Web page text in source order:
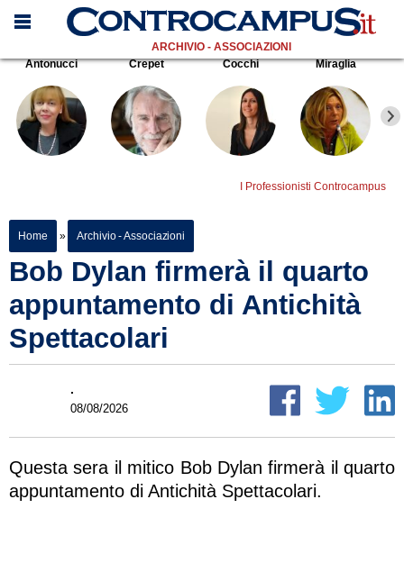
ARCHIVIO - ASSOCIAZIONI
Antonucci
Crepet Cocchi Miraglia
I Professionisti Controcampus
Home » Archivio - Associazioni
Bob Dylan firmerà il quarto
appuntamento di Antichità
Spettacolari
.
08/08/2026
Questa sera il mitico Bob Dylan firmerà il quarto
appuntamento di Antichità Spettacolari.